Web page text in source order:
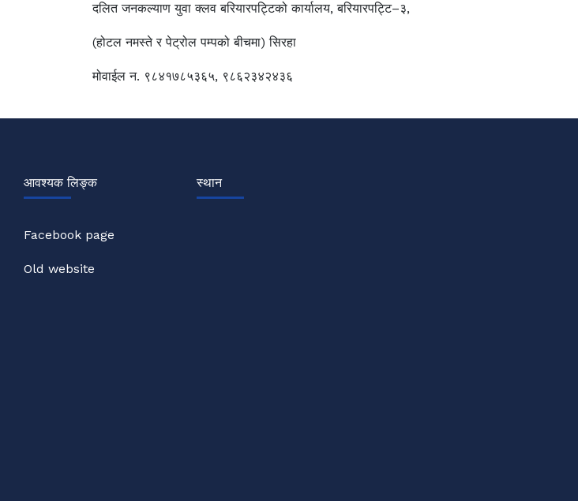
दलित जनकल्याण युवा क्लव बरियारपट्टिको कार्यालय, बरियारपट्टि–३,
(होटल नमस्ते र पेट्रोल पम्पको बीचमा) सिरहा
मोवाईल न. ९८४१७८५३६५, ९८६२३४२४३६
आवश्यक लिङ्क
Facebook page
Old website
स्थान